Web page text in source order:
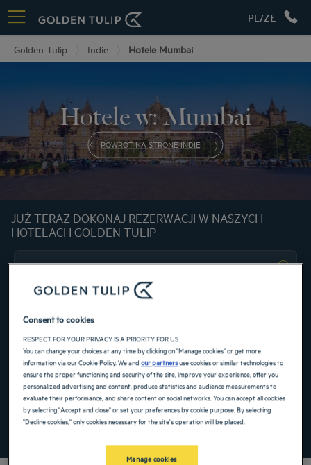
PL/ZŁ
Golden Tulip Indie Hotele Mumbai
Hotele w: Mumbai
POWRÓT NA STRONĘ INDIE
JUŻ TERAZ DOKONAJ REZERWACJI W NASZYCH
HOTELACH GOLDEN TULIP
ZNAJDŹ HOTEL
Dodaj specjalny kod
Consent to cookies
RESPECT FOR YOUR PRIVACY IS A PRIORITY FOR US
You can change your choices at any time by clicking on "Manage cookies" or get more
information via our Cookie Policy. We andour partnersuse cookies or similar technologies to
ensure the proper functioning and security of the site, improve your experience, offer you
personalized advertising and content, produce statistics and audience measurements to
evaluate their performance, and share content on social networks. You can accept all cookies
by selecting "Accept and close" or set your preferences by cookie purpose. By selecting
"Decline cookies," only cookies necessary for the site's operation will be placed.
Manage cookies